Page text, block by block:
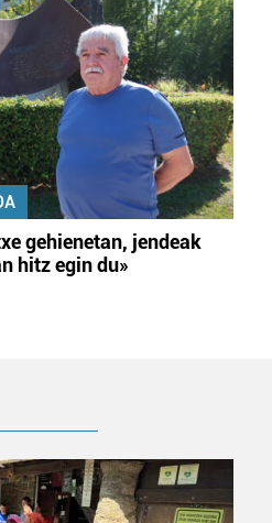
gehienetan, jendeak
hitz egin du»